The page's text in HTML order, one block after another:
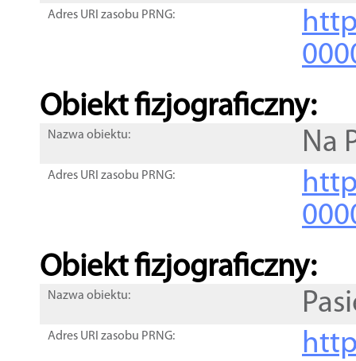
Adres URI zasobu PRNG:
Obiekt fizjograficzny:
Nazwa obiektu: Na
Adres URI zasobu PRNG:
Obiekt fizjograficzny:
Nazwa obiektu:
Adres URI zasobu PRNG: